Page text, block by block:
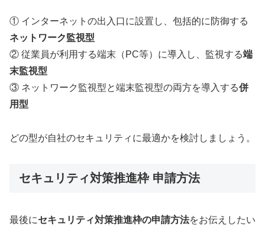
① インターネットの出入口に設置し、包括的に防御する
ネットワーク監視型
② 従業員が利用する端末（PC等）に導入し、監視する端
末監視型
③ ネットワーク監視型と端末監視型の両方を導入する併
用型
どの型が自社のセキュリティに最適かを検討しましょう。
セキュリティ対策推進枠 申請方法
最後にセキュリティ対策推進枠の申請方法をお伝えしたい